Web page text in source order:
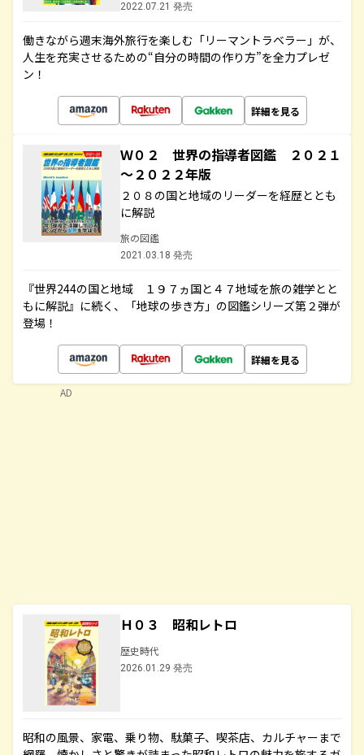
2022.07.21 発売
働きながら週末海外旅行を楽しむ「リーマントラベラー」が、
人生を充実させるための“自分の時間の作り方”を全力プレゼ
ン！
詳細を見る
Ｗ０２ 世界の指導者図鑑 ２０２１
～２０２２年版
２０８の国と地域のリーダーを経歴ととも
に解説
旅の図鑑
2021.03.18 発売
『世界244の国と地域 １９７ヵ国と４７地域を旅の雑学とと
もに解説』に続く、「地球の歩き方」の図鑑シリーズ第２弾が
登場！
詳細を見る
Ｈ０３ 昭和レトロ
歴史時代
2026.01.29 発売
昭和の風景、家電、乗り物、駄菓子、喫茶店、カルチャーまで
AD